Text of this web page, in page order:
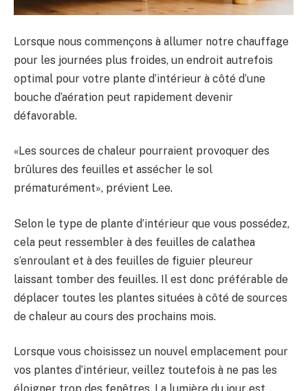
Lorsque nous commençons à allumer notre chauffage
pour les journées plus froides, un endroit autrefois
optimal pour votre plante d’intérieur à côté d’une
bouche d’aération peut rapidement devenir
défavorable.
«Les sources de chaleur pourraient provoquer des
brûlures des feuilles et assécher le sol
prématurément», prévient Lee.
Selon le type de plante d’intérieur que vous possédez,
cela peut ressembler à des feuilles de calathea
s’enroulant et à des feuilles de figuier pleureur
laissant tomber des feuilles. Il est donc préférable de
déplacer toutes les plantes situées à côté de sources
de chaleur au cours des prochains mois.
Lorsque vous choisissez un nouvel emplacement pour
vos plantes d’intérieur, veillez toutefois à ne pas les